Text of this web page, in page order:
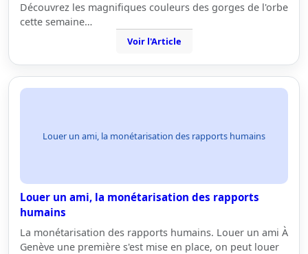
Découvrez les magnifiques couleurs des gorges de l'orbe
cette semaine…
Voir l'Article
Louer un ami, la monétarisation des rapports humains
Louer un ami, la monétarisation des rapports
humains
La monétarisation des rapports humains. Louer un ami À
Genève une première s'est mise en place, on peut louer